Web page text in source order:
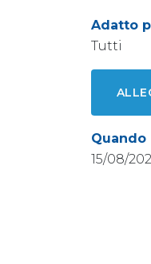
Adatto
Tutti
Quando
15/08/